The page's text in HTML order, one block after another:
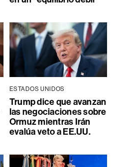
ESTADOS UNIDOS
Trump dice que avanzan
las negociaciones sobre
Ormuz mientras Irán
evalúa veto a EE.UU.